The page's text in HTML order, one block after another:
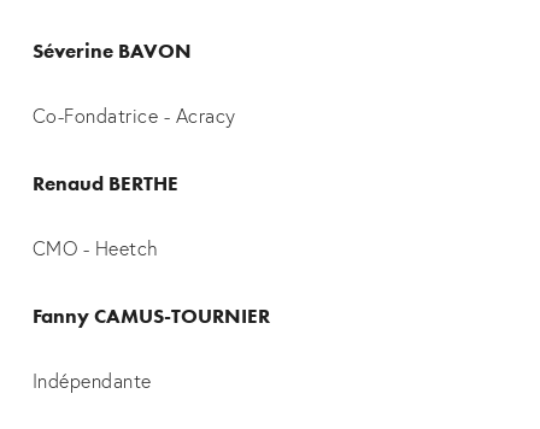
Séverine BAVON
Co-Fondatrice - Acracy
Renaud BERTHE
CMO - Heetch
Fanny CAMUS-TOURNIER
Indépendante